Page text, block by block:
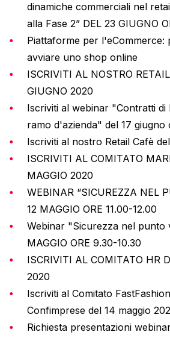
dinamiche commerciali nel
alla Fase 2” DEL 23 GIUGNO
Piattaforme per l'eCommerce:
avviare uno shop online
ISCRIVITI AL NOSTRO
GIUGNO 2020
Iscriviti al webinar "Contratti di
ramo d'azienda" del 17 giugno
Iscriviti al nostro Retail Cafè
ISCRIVITI AL COMITATO
MAGGIO 2020
WEBINAR “SICUREZZA NEL
12 MAGGIO ORE 11.00-12.00
Webinar "Sicurezza nel punto
MAGGIO ORE 9.30-10.30
ISCRIVITI AL COMITATO HR
2020
Iscriviti al Comitato
Confimprese del 14 maggio
Richiesta presentazioni